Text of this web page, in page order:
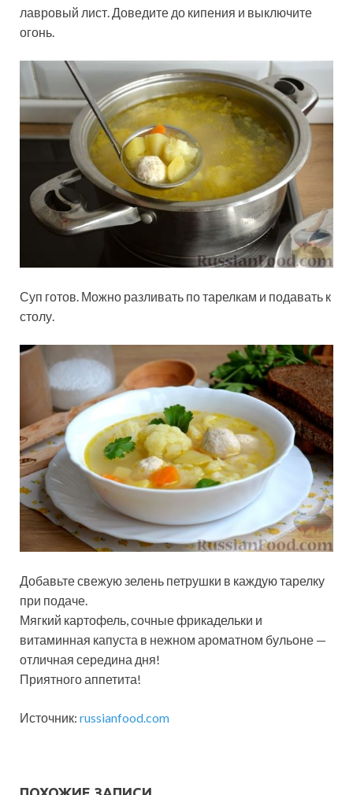
лавровый лист. Доведите до кипения и выключите
огонь.
Суп готов. Можно разливать по тарелкам и подавать к
столу.
Добавьте свежую зелень петрушки в каждую тарелку
при подаче.
Мягкий картофель, сочные фрикадельки и
витаминная капуста в нежном ароматном бульоне —
отличная середина дня!
Приятного аппетита!
Источник: russianfood.com